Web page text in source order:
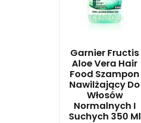
Garnier Fructis
Aloe Vera Hair
Food Szampon
Nawilżający Do
Włosów
Normalnych I
Suchych 350 Ml